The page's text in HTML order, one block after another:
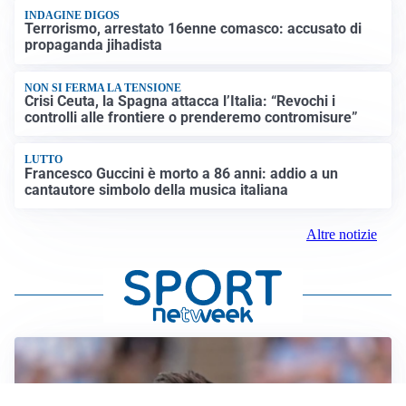
INDAGINE DIGOS
Terrorismo, arrestato 16enne comasco: accusato di
propaganda jihadista
NON SI FERMA LA TENSIONE
Crisi Ceuta, la Spagna attacca l’Italia: “Revochi i
controlli alle frontiere o prenderemo contromisure”
LUTTO
Francesco Guccini è morto a 86 anni: addio a un
cantautore simbolo della musica italiana
Altre notizie